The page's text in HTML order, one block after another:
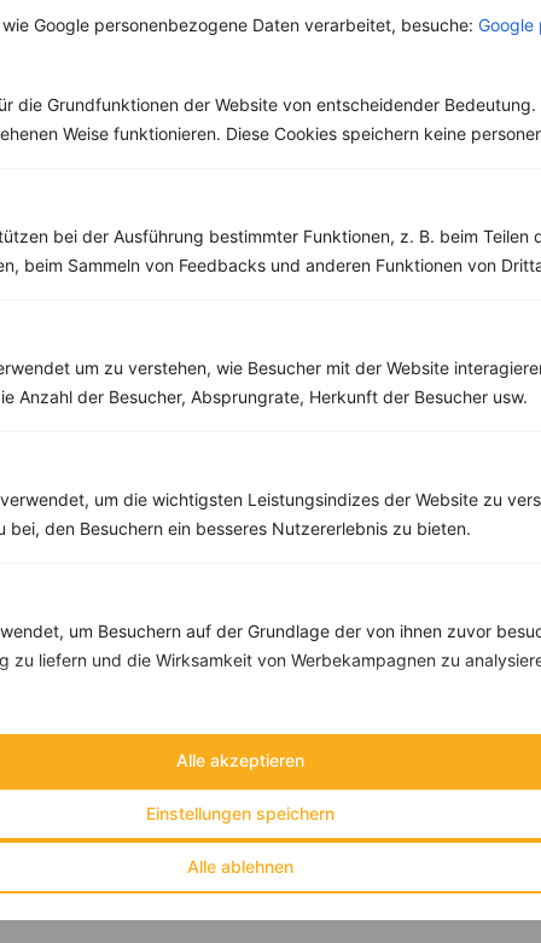
Google personenbezogene Daten verarbeitet, besuche: Google
die Grundfunktionen der Website von entscheidender Bedeutung.
Weise funktionieren. Diese Cookies speichern keine
bei der Ausführung bestimmter Funktionen, z. B. beim Teilen
beim Sammeln von Feedbacks und anderen Funktionen von
um zu verstehen, wie Besucher mit der Website
Anzahl der Besucher, Absprungrate, Herkunft der Besucher usw.
um die wichtigsten Leistungsindizes der Website zu
bei, den Besuchern ein besseres Nutzererlebnis zu bieten.
um Besuchern auf der Grundlage der von ihnen zuvor
zu liefern und die Wirksamkeit von Werbekampagnen zu
Alle ablehnen
Einstellungen speichern
Alle akzeptieren
Kräutern. Er gehört zur
unter einem speziellen
Fett:7 g
Kohlehydrate:77 g
Rezepte mit 300 bis 400 kcal
Chiasamen-Smoothie mit Banane, Ananas, Gurke und Spinat
Kohlehydrate: